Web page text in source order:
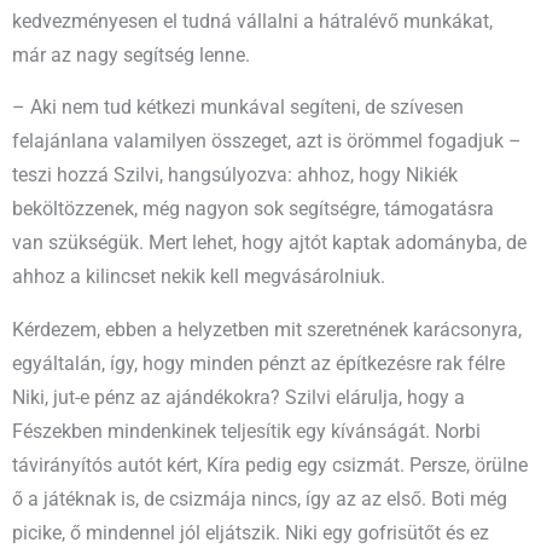
kedvezményesen el tudná vállalni a hátralévő munkákat,
már az nagy segítség lenne.
– Aki nem tud kétkezi munkával segíteni, de szívesen
felajánlana valamilyen összeget, azt is örömmel fogadjuk –
teszi hozzá Szilvi, hangsúlyozva: ahhoz, hogy Nikiék
beköltözzenek, még nagyon sok segítségre, támogatásra
van szükségük. Mert lehet, hogy ajtót kaptak adományba, de
ahhoz a kilincset nekik kell megvásárolniuk.
Kérdezem, ebben a helyzetben mit szeretnének karácsonyra,
egyáltalán, így, hogy minden pénzt az építkezésre rak félre
Niki, jut-e pénz az ajándékokra? Szilvi elárulja, hogy a
Fészekben mindenkinek teljesítik egy kívánságát. Norbi
távirányítós autót kért, Kíra pedig egy csizmát. Persze, örülne
ő a játéknak is, de csizmája nincs, így az az első. Boti még
picike, ő mindennel jól eljátszik. Niki egy gofrisütőt és ez